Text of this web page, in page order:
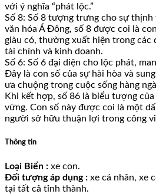
với ý nghĩa “phát lộc.”
Số 8: Số 8 tượng trưng cho sự thịnh
văn hóa Á Đông, số 8 được coi là
giàu có, thường xuất hiện trong các
tài chính và kinh doanh.
Số 6: Số 6 đại diện cho lộc phát,
Đây là con số của sự hài hòa và
ưa chuộng trong cuộc sống hàng
Khi kết hợp, số 86 là biểu tượng
vững. Con số này được coi là một
người sở hữu thuận lợi trong công
Thông tin
Loại Biển : xe con.
Đối tượng áp dụng : xe cá nhân, xe
tại tất cả tỉnh thành.